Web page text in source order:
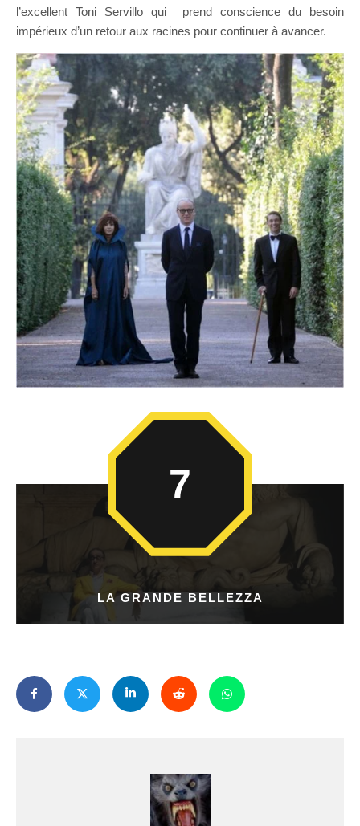
l’excellent Toni Servillo qui prend conscience du besoin
impérieux d’un retour aux racines pour continuer à avancer.
LA GRANDE BELLEZZA
7